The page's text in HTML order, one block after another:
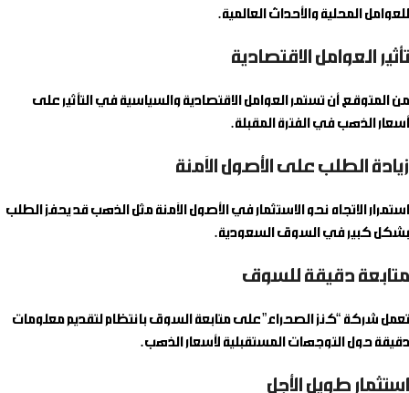
للعوامل المحلية والأحداث العالمية.
تأثير العوامل الاقتصادية
من المتوقع أن تستمر العوامل الاقتصادية والسياسية في التأثير على
أسعار الذهب في الفترة المقبلة.
زيادة الطلب على الأصول الآمنة
استمرار الاتجاه نحو الاستثمار في الأصول الآمنة مثل الذهب قد يحفز الطلب
بشكل كبير في السوق السعودية.
متابعة دقيقة للسوق
تعمل شركة “كنز الصحراء” على متابعة السوق بانتظام لتقديم معلومات
دقيقة حول التوجهات المستقبلية لأسعار الذهب.
استثمار طويل الأجل